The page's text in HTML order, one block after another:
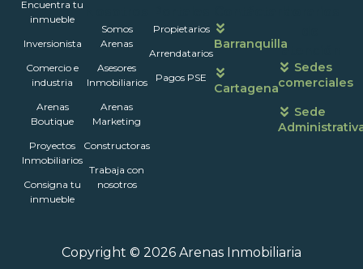
Encuentra tu
inmueble
Inversionista
Comercio e
industria
Arenas
Boutique
Proyectos
Inmobiliarios
Consigna tu
inmueble
Somos
Arenas
Asesores
Inmobiliarios
Arenas
Marketing
Constructoras
Trabaja con
nosotros
Propietarios
Arrendatarios
Pagos PSE
Barranquilla
Cartagena
atención
Sedes
comerciales
Sede
Copyright © 2026 Arenas Inmobiliaria